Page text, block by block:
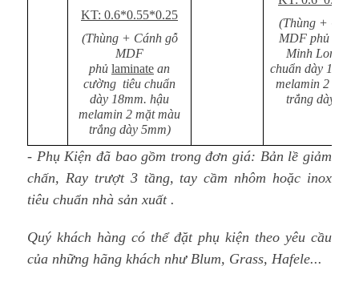
KT: 0.6*0.55*0.25
(Thùng + Cánh gỗ
MDF
phủ laminate an
cường tiêu chuẩn
dày 18mm. hậu
melamin 2 mặt màu
trắng dày 5mm)
(Thùng +
MDF phủ
Minh Long
chuẩn dày
melamin 2 mặt
trắng dày
- Phụ Kiện đã bao gồm trong đơn giá: Bản lề giảm
chấn, Ray trượt 3 tầng, tay cầm nhôm hoặc inox
tiêu chuẩn nhà sản xuất .
Quý khách hàng có thể đặt phụ kiện theo yêu cầu
của những hãng khách như Blum, Grass, Hafele...